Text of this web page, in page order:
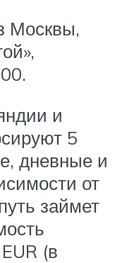
Москвы,
и
5
дневные и
от
займет
(в